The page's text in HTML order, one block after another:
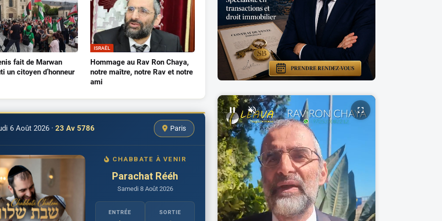
fait de Marwan
un citoyen d’honneur
ISRAËL
Hommage au Rav Ron Chaya,
notre maître, notre Rav et notre
ami
6 Août 2026 · 23 Av 5786 Paris
CHABBATE À VENIR
Parachat Rééh
Samedi 8 Août 2026
ENTRÉE SORTIE